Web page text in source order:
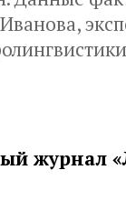
журнал